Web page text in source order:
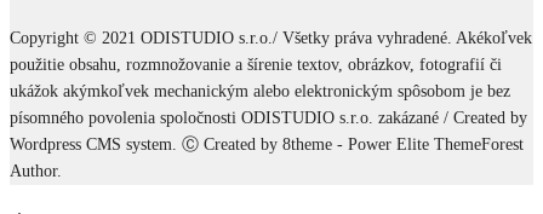
Copyright © 2021 ODISTUDIO s.r.o./ Všetky práva vyhradené. Akékoľvek
použitie obsahu, rozmnožovanie a šírenie textov, obrázkov, fotografií či
ukážok akýmkoľvek mechanickým alebo elektronickým spôsobom je bez
písomného povolenia spoločnosti ODISTUDIO s.r.o. zakázané / Created by
Wordpress CMS system. Ⓒ Created by 8theme - Power Elite ThemeForest
Author.